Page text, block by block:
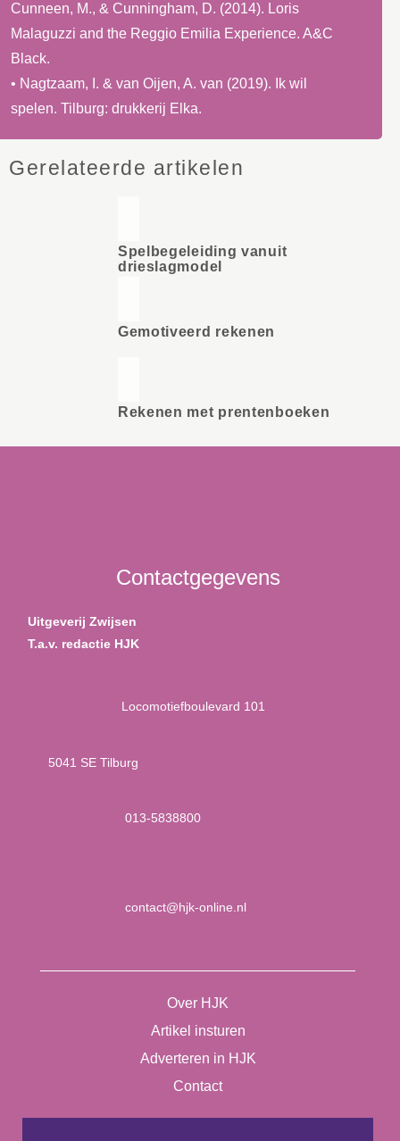
Cunneen, M., & Cunningham, D. (2014). Loris
Malaguzzi and the Reggio Emilia Experience. A&C
Black.
• Nagtzaam, I. & van Oijen, A. van (2019). Ik wil
spelen. Tilburg: drukkerij Elka.
Gerelateerde artikelen
Spelbegeleiding vanuit
drieslagmodel
Gemotiveerd rekenen
Rekenen met prentenboeken
Over HJK
Artikel insturen
Adverteren in HJK
Contact
Contactgegevens
Uitgeverij Zwijsen
T.a.v. redactie HJK
Locomotiefboulevard 101
5041 SE Tilburg
013-5838800
contact@hjk-online.nl